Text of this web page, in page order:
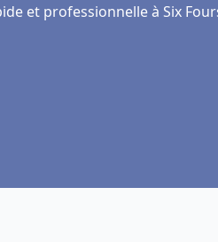
et professionnelle à Six